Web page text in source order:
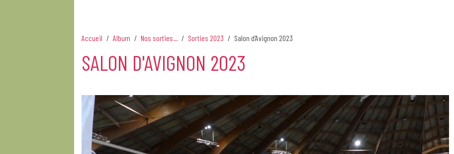
Accueil Album Nos sorties... Sorties 2023 Salon d'Avignon 2023
SALON D'AVIGNON 2023